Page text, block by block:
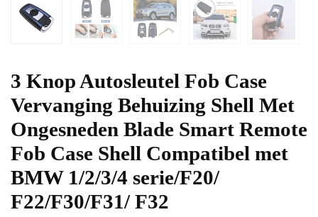
3 Knop Autosleutel Fob Case
Vervanging Behuizing Shell Met
Ongesneden Blade Smart Remote
Fob Case Shell Compatibel met
BMW 1/2/3/4 serie/F20/
F22/F30/F31/ F32